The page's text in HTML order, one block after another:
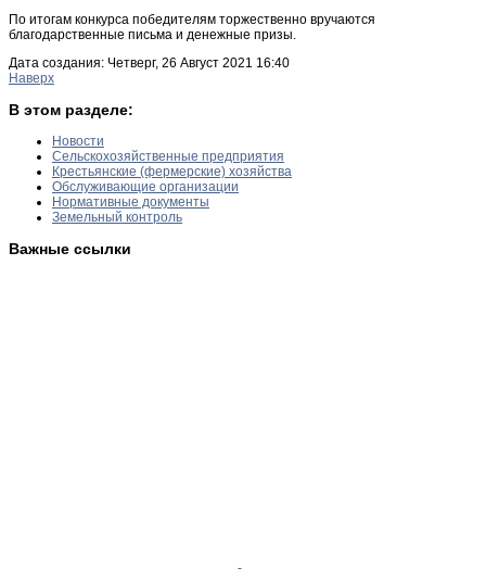
По итогам конкурса победителям торжественно вручаются
благодарственные письма и денежные призы.
Дата создания: Четверг, 26 Август 2021 16:40
Наверх
В этом разделе:
Новости
Сельскохозяйственные предприятия
Крестьянские (фермерские) хозяйства
Обслуживающие организации
Нормативные документы
Земельный контроль
Важные ссылки